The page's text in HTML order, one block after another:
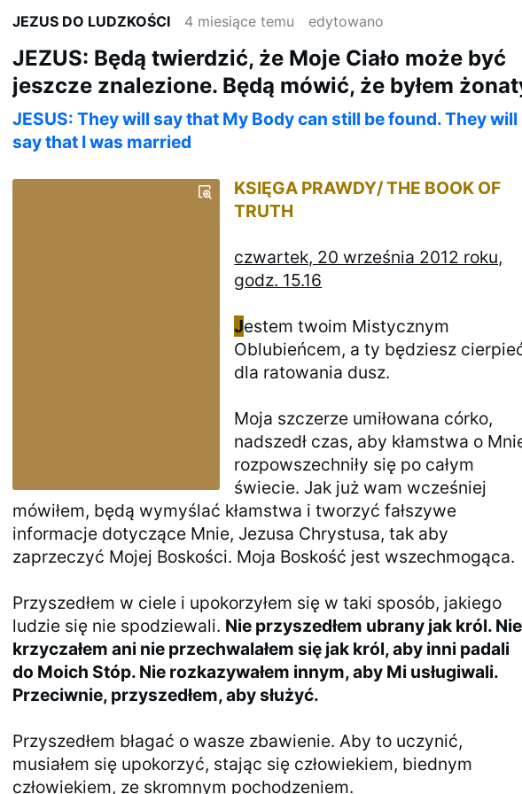
JEZUS DO LUDZKOŚCI 4 miesiące temu edytowano
JEZUS: Będą twierdzić, że Moje Ciało może być
jeszcze znalezione. Będą mówić, że byłem
JESUS: They will say that My Body can still be found. They will
say that I was married
KSIĘGA PRAWDY/ THE BOOK OF
TRUTH
czwartek, 20 września 2012 roku,
godz. 15.16
Jestem twoim Mistycznym
Oblubieńcem, a ty będziesz
dla ratowania dusz.
Moja szczerze umiłowana córko,
nadszedł czas, aby kłamstwa o
rozpowszechniły się po całym
świecie. Jak już wam wcześniej
mówiłem, będą wymyślać kłamstwa i tworzyć fałszywe
informacje dotyczące Mnie, Jezusa Chrystusa, tak aby
zaprzeczyć Mojej Boskości. Moja Boskość jest wszechmogąca.
Przyszedłem w ciele i upokorzyłem się w taki sposób, jakiego
ludzie się nie spodziewali. Nie przyszedłem ubrany jak król. Nie
krzyczałem ani nie przechwalałem się jak król, aby inni padali
do Moich Stóp. Nie rozkazywałem innym, aby Mi usługiwali.
Przeciwnie, przyszedłem, aby służyć.
Przyszedłem błagać o wasze zbawienie. Aby to uczynić,
musiałem się upokorzyć, stając się człowiekiem, biednym
człowiekiem, ze skromnym pochodzeniem.